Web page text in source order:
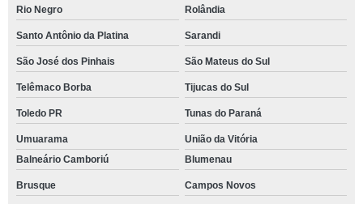
Rio Negro Rolândia
Santo Antônio da Platina Sarandi
São José dos Pinhais São Mateus do Sul
Telêmaco Borba Tijucas do Sul
Toledo PR Tunas do Paraná
Umuarama
União da Vitória
Balneário Camboriú
Blumenau
Brusque Campos Novos